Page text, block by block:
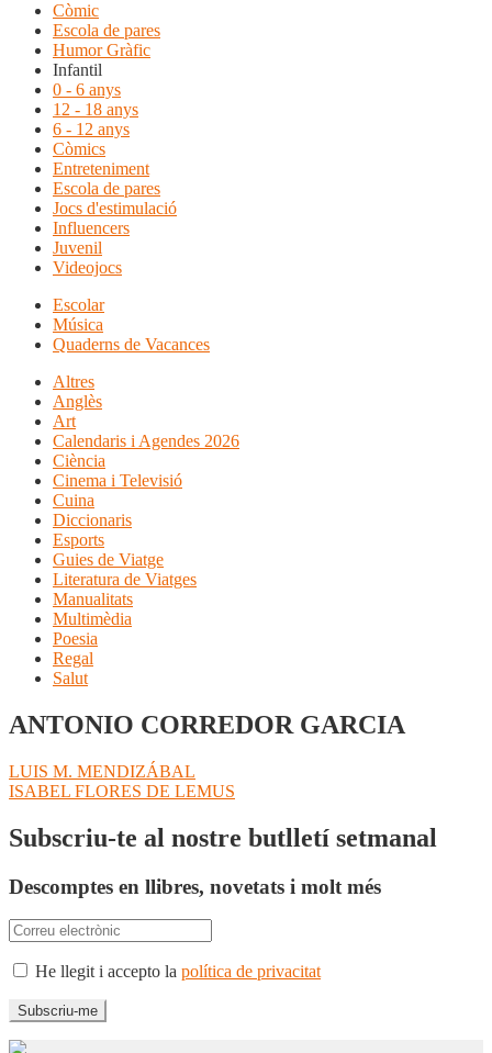
Còmic
Escola de pares
Humor Gràfic
Infantil
0 - 6 anys
12 - 18 anys
6 - 12 anys
Còmics
Entreteniment
Escola de pares
Jocs d'estimulació
Influencers
Juvenil
Videojocs
Escolar
Música
Quaderns de Vacances
Altres
Anglès
Art
Calendaris i Agendes 2026
Ciència
Cinema i Televisió
Cuina
Diccionaris
Esports
Guies de Viatge
Literatura de Viatges
Manualitats
Multimèdia
Poesia
Regal
Salut
ANTONIO CORREDOR GARCIA
Navegació
d'entrades
Entrada
anterior:
LUIS M. MENDIZÁBAL
Pròxima
ISABEL FLORES DE LEMUS
Subscriu-te al nostre butlletí setmanal
Descomptes en llibres, novetats i molt més
He llegit i accepto la política de privacitat